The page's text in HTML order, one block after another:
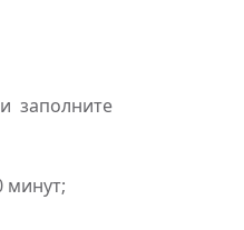
заполните
минут;